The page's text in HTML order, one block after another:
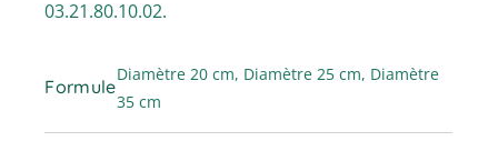
03.21.80.10.02.
Formule
Diamètre 20 cm, Diamètre 25 cm, Diamètre
35 cm